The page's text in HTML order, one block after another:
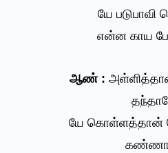
யே படுபாவி
என்ன காய
ஆண் :
யே கொள்ளத்தான்